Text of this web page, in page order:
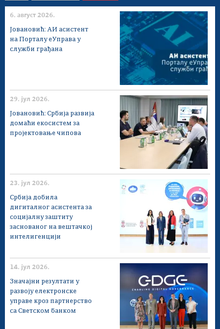
6. август 2026.
Јовановић: АИ асистент
на Порталу еУправа у
служби грађана
29. јул 2026.
Јовановић: Србија развија
домаћи екосистем за
пројектовање чипова
23. јул 2026.
Србија добила
дигиталног асистента за
социјалну заштиту
заснованог на вештачкој
интелигенцији
14. јул 2026.
Значајни резултати у
развоју електронске
управе кроз партнерство
са Светском банком